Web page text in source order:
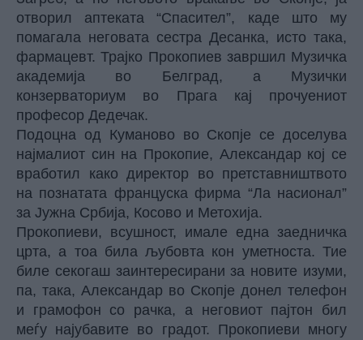
отворил аптеката “Спасител”, каде што му
помагала неговата сестра Десанка, исто така,
фармацевт. Трајко Прокопиев завршил Музичка
академија во Белград, а Музички
конзерваториум во Прага кај прочуениот
професор Дедечак.
Подоцна од Куманово во Скопје се доселува
најмалиот син на Прокопие, Александар кој се
вработил како директор во претставништвото
на познатата француска фирма “Ла насионал”
за Јужна Србија, Косово и Метохија.
Прокопиеви, всушност, имале една заедничка
црта, а тоа била љубовта кон уметноста. Тие
биле секогаш заинтересирани за новите изуми,
па, така, Александар во Скопје донел телефон
и грамофон со рачка, а неговиот пајтон бил
меѓу најубавите во градот. Прокопиеви многу